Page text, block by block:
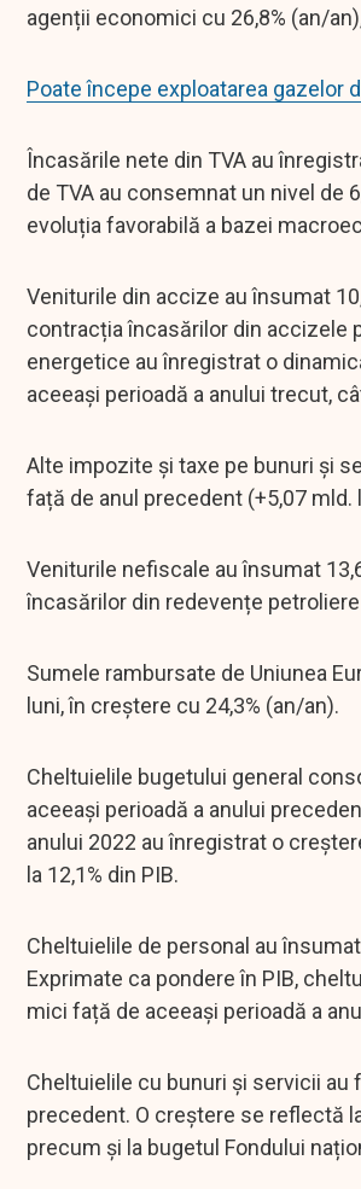
agenții economici cu 26,8% (an/
Poate începe exploatarea gazelor
Încasările nete din TVA au
de TVA au consemnat un nivel de
evoluția favorabilă a bazei
Veniturile din accize au însumat
contracția încasărilor din accizele
energetice au înregistrat o
aceeași perioadă a anului trecut,
Alte impozite și taxe pe bunuri și
față de anul precedent (+5,07
Veniturile nefiscale au însumat
încasărilor din redevențe
Sumele rambursate de Uniunea
luni, în creștere cu 24,3% (an/an).
Cheltuielile bugetului general
aceeași perioadă a anului
anului 2022 au înregistrat o
la 12,1% din PIB.
Cheltuielile de personal au
Exprimate ca pondere în PIB,
mici față de aceeași perioadă a
Cheltuielile cu bunuri și servicii au
precedent. O creștere se reflectă
precum și la bugetul Fondului